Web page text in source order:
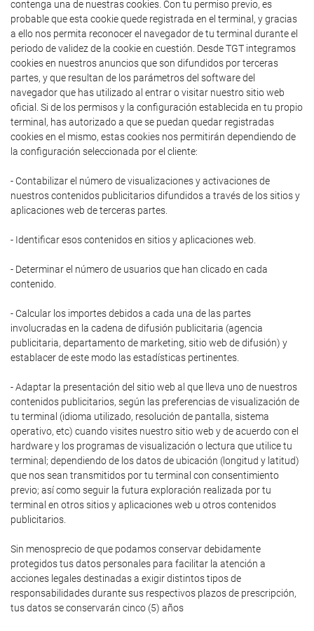
contenga una de nuestras cookies. Con tu permiso previo, es
probable que esta cookie quede registrada en el terminal, y gracias
a ello nos permita reconocer el navegador de tu terminal durante el
periodo de validez de la cookie en cuestión. Desde TGT integramos
cookies en nuestros anuncios que son difundidos por terceras
partes, y que resultan de los parámetros del software del
navegador que has utilizado al entrar o visitar nuestro sitio web
oficial. Si de los permisos y la configuración establecida en tu propio
terminal, has autorizado a que se puedan quedar registradas
cookies en el mismo, estas cookies nos permitirán dependiendo de
la configuración seleccionada por el cliente:
- Contabilizar el número de visualizaciones y activaciones de
nuestros contenidos publicitarios difundidos a través de los sitios y
aplicaciones web de terceras partes.
- Identificar esos contenidos en sitios y aplicaciones web.
- Determinar el número de usuarios que han clicado en cada
contenido.
- Calcular los importes debidos a cada una de las partes
involucradas en la cadena de difusión publicitaria (agencia
publicitaria, departamento de marketing, sitio web de difusión) y
establacer de este modo las estadísticas pertinentes.
- Adaptar la presentación del sitio web al que lleva uno de nuestros
contenidos publicitarios, según las preferencias de visualización de
tu terminal (idioma utilizado, resolución de pantalla, sistema
operativo, etc) cuando visites nuestro sitio web y de acuerdo con el
hardware y los programas de visualización o lectura que utilice tu
terminal; dependiendo de los datos de ubicación (longitud y latitud)
que nos sean transmitidos por tu terminal con consentimiento
previo; así como seguir la futura exploración realizada por tu
terminal en otros sitios y aplicaciones web u otros contenidos
publicitarios.
Sin menosprecio de que podamos conservar debidamente
protegidos tus datos personales para facilitar la atención a
acciones legales destinadas a exigir distintos tipos de
responsabilidades durante sus respectivos plazos de prescripción,
tus datos se conservarán cinco (5) años